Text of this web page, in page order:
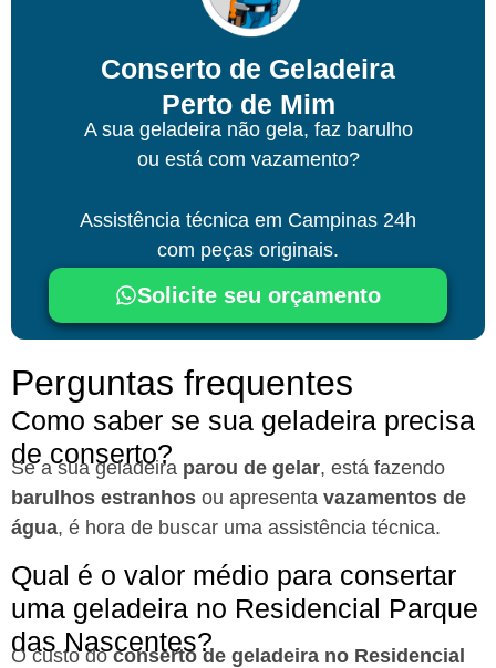
Conserto de Geladeira
Perto de Mim
A sua geladeira não gela, faz barulho
ou está com vazamento?
Assistência técnica em Campinas 24h
com peças originais.
Solicite seu orçamento
Perguntas frequentes
Como saber se sua geladeira precisa
de conserto?
Se a sua geladeira parou de gelar, está fazendo
barulhos estranhos ou apresenta vazamentos de
água, é hora de buscar uma assistência técnica.
Qual é o valor médio para consertar
uma geladeira no Residencial Parque
das Nascentes?
O custo doconserto de geladeira no Residencial